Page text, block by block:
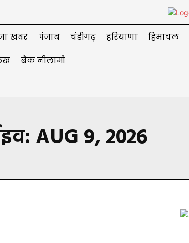
खबर पंजाब चंडीगढ़ हरियाणा हिमाचल
बैंक नीलामी
AUG 9, 2026